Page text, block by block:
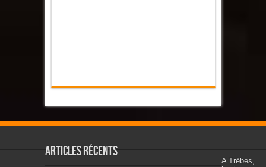
Articles récents
A Trèbes,